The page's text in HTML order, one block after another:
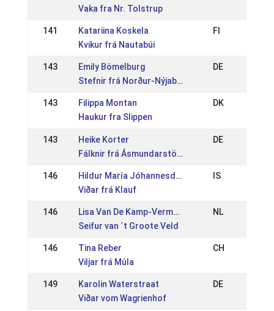
Vaka fra Nr. Tolstrup
141
Katariina Koskela
Kvikur frá Nautabúi
FI
143
Emily Bömelburg
Stefnir frá Norður-Nýjabæ
DE
143
Filippa Montan
Haukur fra Slippen
DK
143
Heike Korter
Fálknir frá Ásmundarstöðum
DE
146
Hildur María Jóhannesdóttir
Viðar frá Klauf
IS
146
Lisa Van De Kamp-Vermaas
Seifur van ´t Groote Veld
NL
146
Tina Reber
Viljar frá Múla
CH
149
Karolin Waterstraat
Viðar vom Wagrienhof
DE